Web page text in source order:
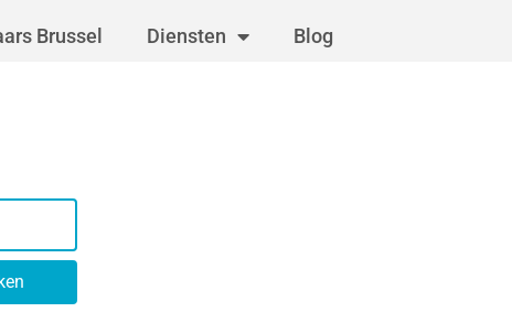
Brussel Diensten Blog